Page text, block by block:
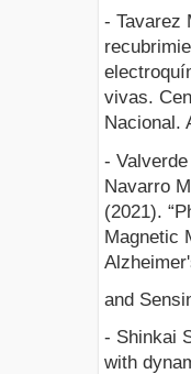
- Tavarez
vivas.
Nacional.
-
Navarro
(2021).
Magnetic
and
- Shinkai
with